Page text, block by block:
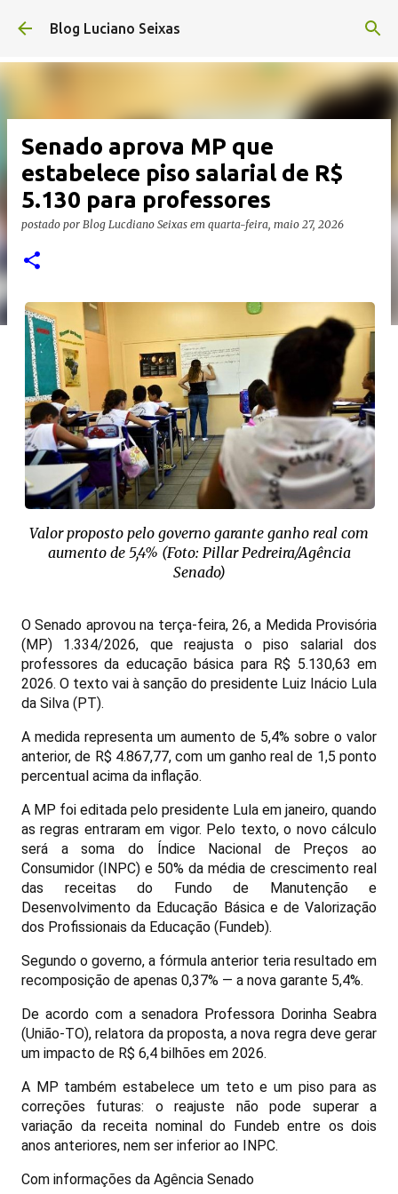
Pular para o conteúdo principal
Blog Luciano Seixas
Senado aprova MP que
estabelece piso salarial de R$
5.130 para professores
postado por Blog Lucdiano Seixas em quarta-feira, maio 27, 2026
Valor proposto pelo governo garante ganho real com
aumento de 5,4% (Foto: Pillar Pedreira/Agência
Senado)
O Senado aprovou na terça-feira, 26, a Medida Provisória
(MP) 1.334/2026, que reajusta o piso salarial dos
professores da educação básica para R$ 5.130,63 em
2026. O texto vai à sanção do presidente Luiz Inácio Lula
da Silva (PT).
A medida representa um aumento de 5,4% sobre o valor
anterior, de R$ 4.867,77, com um ganho real de 1,5 ponto
percentual acima da inflação.
A MP foi editada pelo presidente Lula em janeiro, quando
as regras entraram em vigor. Pelo texto, o novo cálculo
será a soma do Índice Nacional de Preços ao
Consumidor (INPC) e 50% da média de crescimento real
das receitas do Fundo de Manutenção e
Desenvolvimento da Educação Básica e de Valorização
dos Profissionais da Educação (Fundeb).
Segundo o governo, a fórmula anterior teria resultado em
recomposição de apenas 0,37% — a nova garante 5,4%.
De acordo com a senadora Professora Dorinha Seabra
(União-TO), relatora da proposta, a nova regra deve gerar
um impacto de R$ 6,4 bilhões em 2026.
A MP também estabelece um teto e um piso para as
correções futuras: o reajuste não pode superar a
variação da receita nominal do Fundeb entre os dois
anos anteriores, nem ser inferior ao INPC.
Com informações da Agência Senado